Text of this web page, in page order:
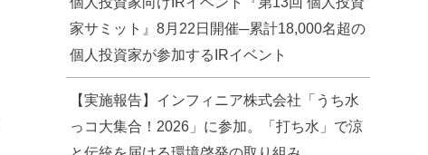
家サミット』8月22日開催─累計18,000名超の
個人投資家が参加するIRイベント
【実施報告】インフィニア株式会社「うち水
っコ大集合！2026」に参加。「打ち水」で涼